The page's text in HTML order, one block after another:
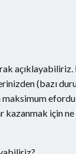
(bazı
kazanmak için